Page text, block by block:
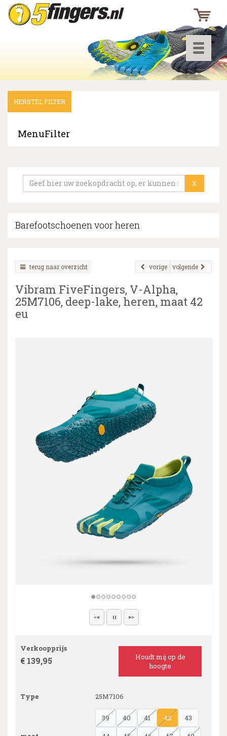
Toggle
▼
▼
HERSTEL FILTER
MenuFilter
X
Barefootschoenen voor heren
terug naar overzicht volgende
vorige
Vibram FiveFingers, V-Alpha,
25M7106, deep-lake, heren, maat 42
eu
Verkoopprijs
€ 139,95
Houdt mij op de
hoogte
Type 25M7106
39 40 41 42
43